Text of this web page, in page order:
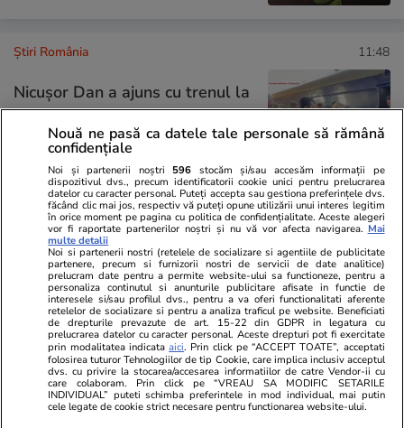
Știri România 11:48
Nicușor Dan a ajuns cu trenul la
Kiev pentru Summitul Ucraina –
Europa de Sud-Est. Cine l-a
așteptat în gară
Știri România 11:28
Cum va fi vremea în București în
perioada 15-18 iulie 2026.
Temperaturile urcă până la 35
de grade
Nouă ne pasă ca datele tale personale să rămână
confidențiale
Noi și partenerii noștri 596 stocăm și/sau accesăm informații pe
dispozitivul dvs., precum identificatorii cookie unici pentru prelucrarea
datelor cu caracter personal. Puteți accepta sau gestiona preferințele dvs.
făcând clic mai jos, respectiv vă puteți opune utilizării unui interes legitim
în orice moment pe pagina cu politica de confidențialitate. Aceste alegeri
vor fi raportate partenerilor noștri și nu vă vor afecta navigarea. Mai
multe detalii
Noi si partenerii nostri (retelele de socializare si agentiile de publicitate
partenere, precum si furnizorii nostri de servicii de date analitice)
prelucram date pentru a permite website-ului sa functioneze, pentru a
personaliza continutul si anunturile publicitare afisate in functie de
interesele si/sau profilul dvs., pentru a va oferi functionalitati aferente
retelelor de socializare si pentru a analiza traficul pe website. Beneficiati
de drepturile prevazute de art. 15-22 din GDPR in legatura cu
prelucrarea datelor cu caracter personal. Aceste drepturi pot fi exercitate
prin modalitatea indicataaici. Prin click pe “ACCEPT TOATE”, acceptati
folosirea tuturor Tehnologiilor de tip Cookie, care implica inclusiv acceptul
dvs. cu privire la stocarea/accesarea informatiilor de catre Vendor-ii cu
care colaboram. Prin click pe “VREAU SA MODIFIC SETARILE
INDIVIDUAL” puteti schimba preferintele in mod individual, mai putin
cele legate de cookie strict necesare pentru functionarea website-ului.